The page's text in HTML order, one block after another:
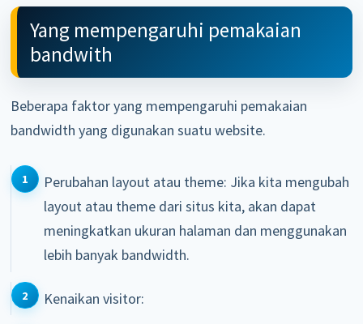
Yang mempengaruhi pemakaian
bandwith
Beberapa faktor yang mempengaruhi pemakaian
bandwidth yang digunakan suatu website.
Perubahan layout atau theme: Jika kita mengubah
layout atau theme dari situs kita, akan dapat
meningkatkan ukuran halaman dan menggunakan
lebih banyak bandwidth.
Kenaikan visitor: